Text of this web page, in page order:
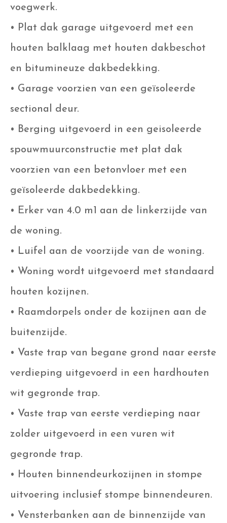
voegwerk.
• Plat dak garage uitgevoerd met een
houten balklaag met houten dakbeschot
en bitumineuze dakbedekking.
• Garage voorzien van een geïsoleerde
sectional deur.
• Berging uitgevoerd in een geisoleerde
spouwmuurconstructie met plat dak
voorzien van een betonvloer met een
geïsoleerde dakbedekking.
• Erker van 4.0 m1 aan de linkerzijde van
de woning.
• Luifel aan de voorzijde van de woning.
• Woning wordt uitgevoerd met standaard
houten kozijnen.
• Raamdorpels onder de kozijnen aan de
buitenzijde.
• Vaste trap van begane grond naar eerste
verdieping uitgevoerd in een hardhouten
wit gegronde trap.
• Vaste trap van eerste verdieping naar
zolder uitgevoerd in een vuren wit
gegronde trap.
• Houten binnendeurkozijnen in stompe
uitvoering inclusief stompe binnendeuren.
• Vensterbanken aan de binnenzijde van